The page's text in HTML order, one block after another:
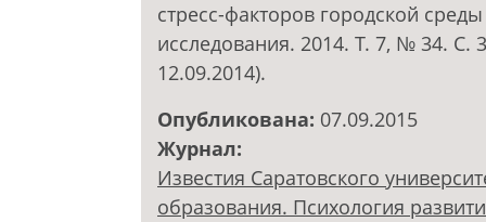
стресс-факторов городской
исследования. 2014. Т. 7, № 34. С.
12.09.2014).
Опубликована: 07.09.2015
Журнал:
Известия Саратовского
образования. Психология